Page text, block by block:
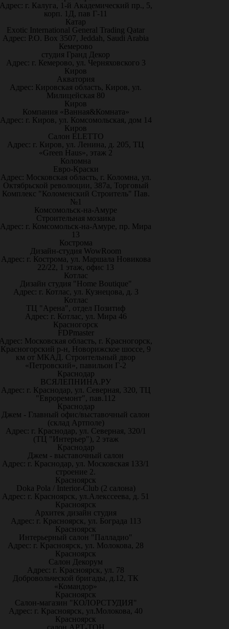
г. Калуга, 1-й Академический пр., 5,
корп. 1Д, пав Г-11
Катар
Exotic International General Trading Qatar
Адрес: P.O. Box 3507, Jeddah, Saudi Arabia
Кемерово
студия Гранд Декор
Адрес: г. Кемерово, ул. Черняховского 3
Киров
Акватория
Адрес: Кировская область, Киров, ул.
Милицейская 80
Киров
Компания «Ванная&Комната»
Адрес: г. Киров, ул. Комсомольская, дом 14
Киров
Салон ELETTO
Адрес: г. Киров, ул. Ленина, д. 205, ТЦ
«Green Haus», этаж 2
Коломна
Евро-Краски
Адрес: Московская область, г. Коломна, ул.
Октябрьской революции, 387а, Торговый
Комплекс "Коломенский Строитель" Пав.
№1
Комсомольск-на-Амуре
Строительная мозаика
Адрес: г. Комсомольск-на-Амуре, пр. Мира
13
Кострома
Дизайн-студия WowRoom
Адрес: г. Кострома, ул. Маршала Новикова
22/22, 1 этаж, офис 13
Котлас
Дизайн студия "Home Boutique"
Адрес: г. Котлас, ул. Кузнецова, д. 3
Котлас
ТЦ "Арена", отдел Позитиф
Адрес: г. Котлас, ул. Мира 46
Красногорск
FDPmaster
Московская область, г. Красногорск,
Красногорский р-н, Новорижское шоссе, 9
км от МКАД. Строительный двор
«Петровский», павильон Г-2
Краснодар
ВСЯЛЕПНИНА.РУ
Адрес: г. Краснодар, ул. Северная, 320, ТЦ
"Евроремонт", пав.112
Краснодар
Джем - Главный офис/выставочный салон
(склад Артполе)
Адрес: г. Краснодар, ул. Северная, 320/1
(ТЦ "Интерьер"), 2 этаж
Краснодар
Джем - выставочный салон
Адрес: г. Краснодар, ул. Московская 133/1
строение 2.
Красноярск
Doka Pola / Interior-Club (2 салона)
Адрес: г. Красноярск, ул.Алекссеева, д. 51
Красноярск
Архитек дизайн студия
Адрес: г. Красноярск, ул. Бограда 113
Красноярск
Интерьерный салон "Палладио"
Адрес: г. Красноярск, ул. Молокова, 28
Красноярск
Салон Декорум
Адрес: г. Красноярск, ул. 78
Добровольческой бригады, д.12, ТК
«Командор»
Красноярск
Салон-магазин "КОЛОРСТУДИЯ"
Адрес: г. Красноярск, ул.Молокова, 40
Красноярск
салон АРТ-ТОН